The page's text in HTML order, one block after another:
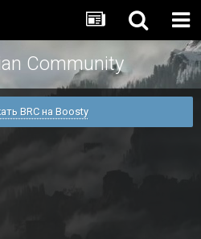
Community
BRC на Boosty